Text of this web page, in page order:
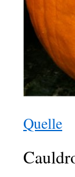
Quelle